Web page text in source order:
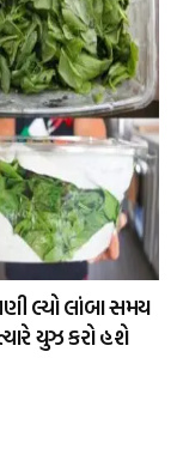
લ્યો લાંબા સમય
યુઝ કરો હશે